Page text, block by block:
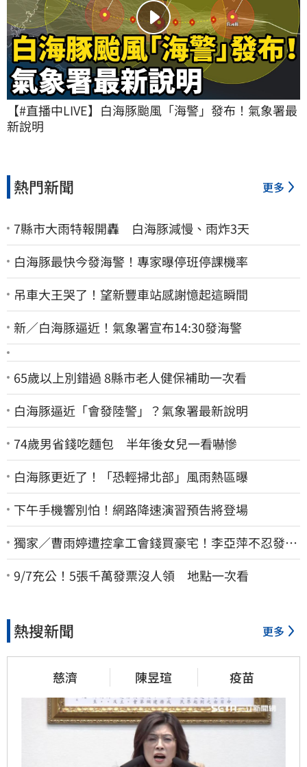
【#直播中LIVE】白海豚颱風「海警」發布！氣象署最
新說明
熱門新聞 更多
7縣市大雨特報開轟 白海豚減慢、雨炸3天
白海豚最快今發海警！專家曝停班停課機率
吊車大王哭了！望新豐車站感謝憶起這瞬間
新／白海豚逼近！氣象署宣布14:30發海警
65歲以上別錯過 8縣市老人健保補助一次看
白海豚逼近「會發陸警」？氣象署最新說明
74歲男省錢吃麵包 半年後女兒一看嚇慘
白海豚更近了！「恐輕掃北部」風雨熱區曝
下午手機響別怕！網路降速演習預告將登場
獨家／曹雨婷遭控拿工會錢買豪宅！李亞萍不忍發
聲：余天管工會都貼錢
9/7充公！5張千萬發票沒人領 地點一次看
熱搜新聞 更多
慈濟 陳昱瑄 疫苗